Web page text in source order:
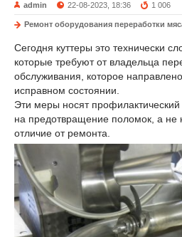
admin 22-08-2023, 18:36 1 006
Ремонт оборудования переработки
Сегодня куттеры это технически
которые требуют от владельца
обслуживания, которое
исправном состоянии.
Эти меры носят профилактический
на предотвращение поломок, а не
отличие от ремонта.